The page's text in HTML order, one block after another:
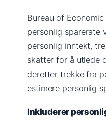
Bureau of
personlig sparerate
personlig inntekt,
skatter for å utlede
deretter trekke fra
estimere personlig
Inkluderer